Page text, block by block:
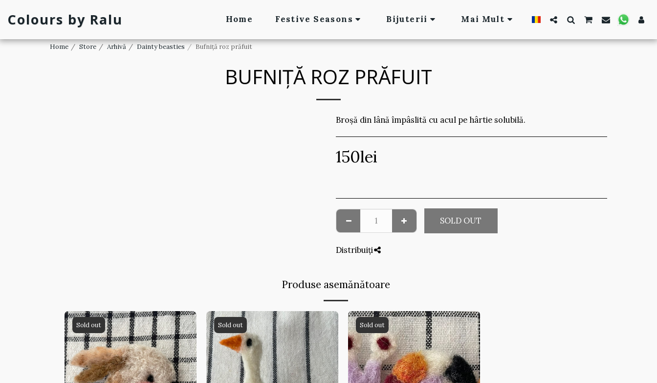
Colours by Ralu Home Festive Seasons Bijuterii Mai Mult
Home Store Arhivă Dainty beasties Bufniță roz prăfuit
BUFNIȚĂ ROZ PRĂFUIT
Broșă din lână împâslită cu acul pe hârtie solubilă.
150lei
SOLD OUT
Distribuiți
Produse asemănătoare
Sold out Sold out Sold out